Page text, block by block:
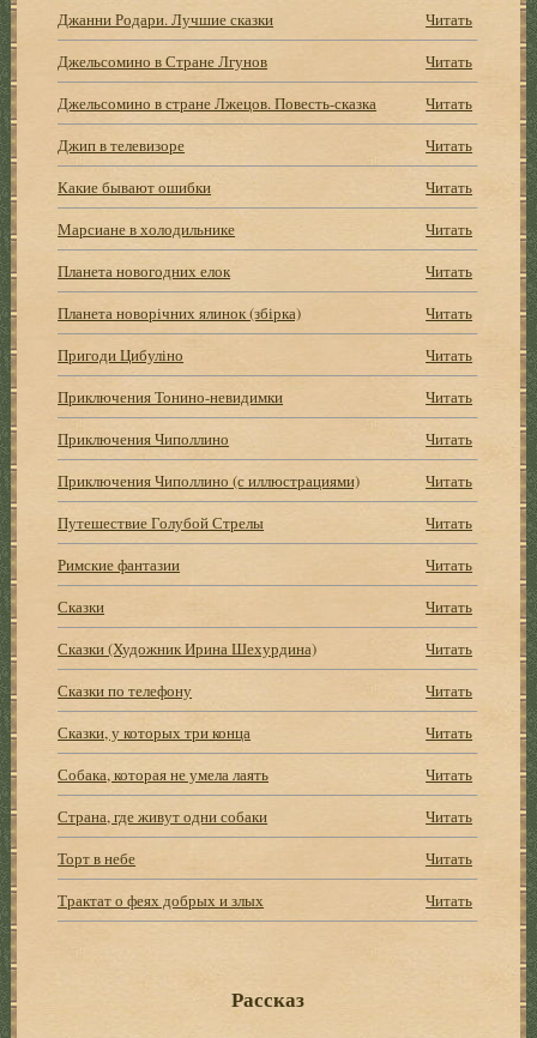
Джанни Родари. Лучшие сказки
Читать
Джельсомино в Стране Лгунов
Читать
Джельсомино в стране Лжецов. Повесть-сказка
Читать
Джип в телевизоре
Читать
Какие бывают ошибки
Читать
Марсиане в холодильнике
Читать
Планета новогодних елок
Читать
Планета новорічних ялинок (збірка)
Читать
Пригоди Цибуліно
Читать
Приключения Тонино-невидимки
Читать
Приключения Чиполлино
Читать
Приключения Чиполлино (с иллюстрациями)
Читать
Путешествие Голубой Стрелы
Читать
Римские фантазии
Читать
Сказки
Читать
Сказки (Художник Ирина Шехурдина)
Читать
Сказки по телефону
Читать
Сказки, у которых три конца
Читать
Собака, которая не умела лаять
Читать
Страна, где живут одни собаки
Читать
Торт в небе
Читать
Трактат о феях добрых и злых
Читать
Рассказ